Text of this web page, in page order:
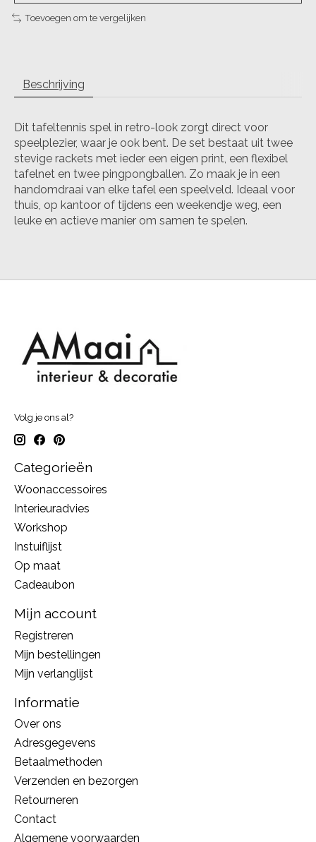
Toevoegen om te vergelijken
Beschrijving
Dit tafeltennis spel in retro-look zorgt direct voor
speelplezier, waar je ook bent. De set bestaat uit twee
stevige rackets met ieder een eigen print, een flexibel
tafelnet en twee pingpongballen. Zo maak je in een
handomdraai van elke tafel een speelveld. Ideaal voor
thuis, op kantoor of tijdens een weekendje weg, een
leuke en actieve manier om samen te spelen.
Volg je ons al?
Categorieën
Woonaccessoires
Interieuradvies
Workshop
Instuiflijst
Op maat
Cadeaubon
Mijn account
Registreren
Mijn bestellingen
Mijn verlanglijst
Informatie
Over ons
Adresgegevens
Betaalmethoden
Verzenden en bezorgen
Retourneren
Contact
Algemene voorwaarden